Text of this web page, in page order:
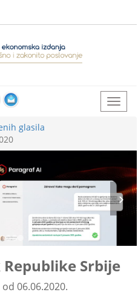
glasila
Srbije
06.06.2020.